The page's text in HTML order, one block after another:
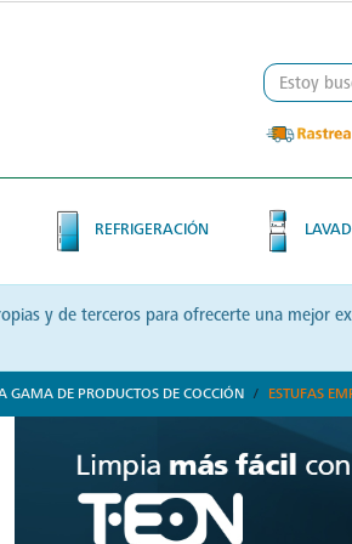
REFRIGERACIÓN
y de terceros para ofrecerte una mejor
GAMA DE PRODUCTOS DE COCCIÓN ESTUFAS